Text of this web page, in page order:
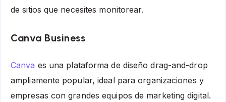
de sitios que necesites monitorear.
Canva Business
Canva es una plataforma de diseño drag-and-drop
ampliamente popular, ideal para organizaciones y
empresas con grandes equipos de marketing digital.